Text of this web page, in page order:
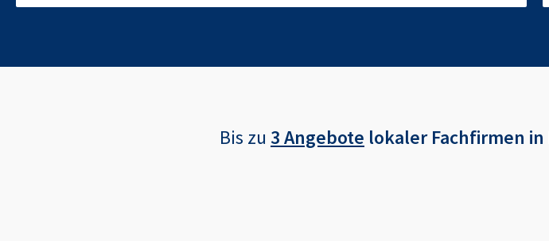
Bis zu 3 Angebote lokaler Fachfirmen in